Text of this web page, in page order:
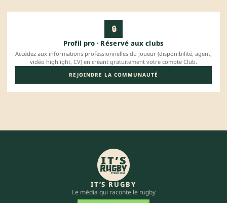
🔒
Profil pro · Réservé aux clubs
Accédez aux informations professionnelles du joueur (disponibilité, agent,
vidéo highlight, CV) en créant gratuitement votre compte Club.
REJOINDRE LA COMMUNAUTÉ
IT’S RUGBY
Le média qui raconte le rugby